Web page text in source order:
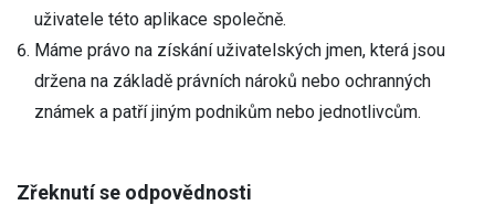
uživatele této aplikace společně.
Máme právo na získání uživatelských jmen, která jsou
držena na základě právních nároků nebo ochranných
známek a patří jiným podnikům nebo jednotlivcům.
Zřeknutí se odpovědnosti